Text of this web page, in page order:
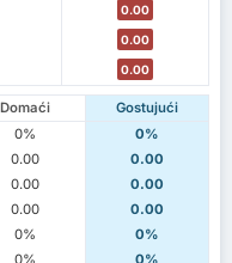
0.00
0.00
0.00
Domaći
Gostujući
0%
0%
0.00
0.00
0.00
0.00
0.00
0.00
0%
0%
0%
0%